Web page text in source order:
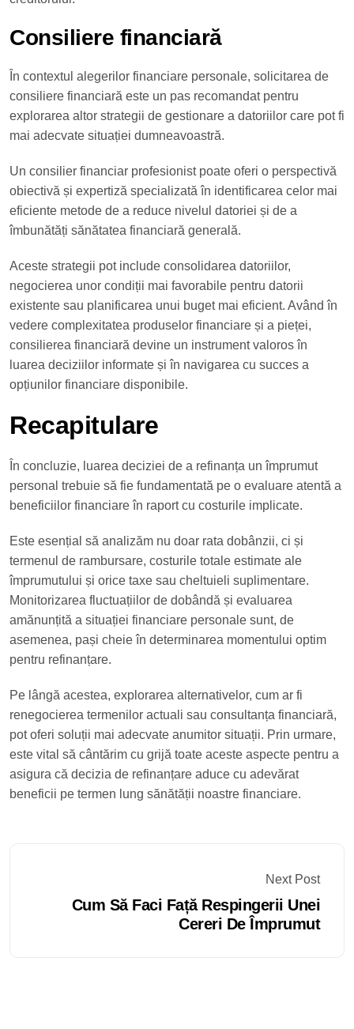
Consiliere financiară
În contextul alegerilor financiare personale, solicitarea de
consiliere financiară este un pas recomandat pentru
explorarea altor strategii de gestionare a datoriilor care pot fi
mai adecvate situației dumneavoastră.
Un consilier financiar profesionist poate oferi o perspectivă
obiectivă și expertiză specializată în identificarea celor mai
eficiente metode de a reduce nivelul datoriei și de a
îmbunătăți sănătatea financiară generală.
Aceste strategii pot include consolidarea datoriilor,
negocierea unor condiții mai favorabile pentru datorii
existente sau planificarea unui buget mai eficient. Având în
vedere complexitatea produselor financiare și a pieței,
consilierea financiară devine un instrument valoros în
luarea deciziilor informate și în navigarea cu succes a
opțiunilor financiare disponibile.
Recapitulare
În concluzie, luarea deciziei de a refinanța un împrumut
personal trebuie să fie fundamentată pe o evaluare atentă a
beneficiilor financiare în raport cu costurile implicate.
Este esențial să analizăm nu doar rata dobânzii, ci și
termenul de rambursare, costurile totale estimate ale
împrumutului și orice taxe sau cheltuieli suplimentare.
Monitorizarea fluctuațiilor de dobândă și evaluarea
amănunțită a situației financiare personale sunt, de
asemenea, pași cheie în determinarea momentului optim
pentru refinanțare.
Pe lângă acestea, explorarea alternativelor, cum ar fi
renegocierea termenilor actuali sau consultanța financiară,
pot oferi soluții mai adecvate anumitor situații. Prin urmare,
este vital să cântărim cu grijă toate aceste aspecte pentru a
asigura că decizia de refinanțare aduce cu adevărat
beneficii pe termen lung sănătății noastre financiare.
Next Post
Cum Să Faci Față Respingerii Unei
Cereri De Împrumut